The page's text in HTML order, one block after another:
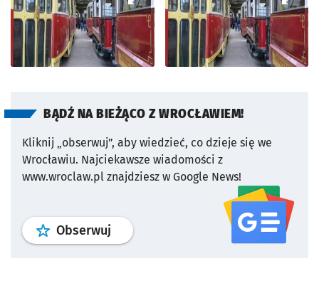
BĄDŹ NA BIEŻĄCO Z WROCŁAWIEM!
Kliknij „obserwuj”, aby wiedzieć, co dzieje się we
Wrocławiu. Najciekawsze wiadomości z
www.wroclaw.pl znajdziesz w Google News!
Obserwuj profil serwisu